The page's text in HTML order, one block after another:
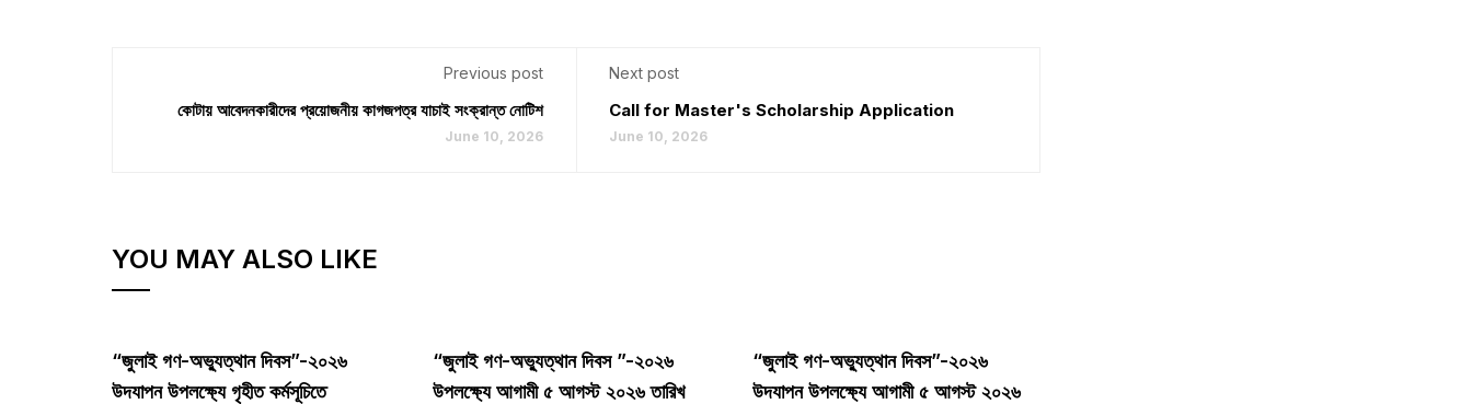
Previous post
কোটায় আবেদনকারীদের প্রয়োজনীয় কাগজপত্র যাচাই সংক্রান্ত নোটিশ
June 10, 2026
Next post
Call for Master's Scholarship Application
June 10, 2026
YOU MAY ALSO LIKE
“জুলাই গণ-অভ্যুত্থান দিবস”-২০২৬
উদযাপন উপলক্ষ্যে গৃহীত কর্মসূচিতে
“জুলাই গণ-অভ্যুত্থান দিবস ”-২০২৬
উপলক্ষ্যে আগামী ৫ আগস্ট ২০২৬ তারিখ
“জুলাই গণ-অভ্যুত্থান দিবস”-২০২৬
উদযাপন উপলক্ষ্যে আগামী ৫ আগস্ট ২০২৬